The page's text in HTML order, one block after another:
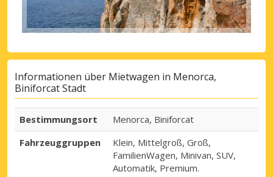
Informationen über Mietwagen in Menorca,
Biniforcat Stadt
Bestimmungsort
Menorca, Biniforcat
Fahrzeuggruppen
Klein, Mittelgroß, Groß,
FamilienWagen, Minivan, SUV,
Automatik, Premium.